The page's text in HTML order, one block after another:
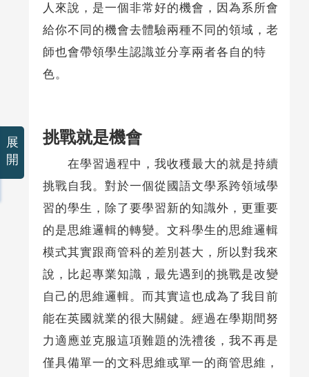
人來說，是一個非常好的機會，因為系所會
給你不同的機會去體驗兩種不同的領域，老
師也會帶領學生認識並分享兩者各自的特
色。
挑戰就是機會
在學習過程中，我收穫最大的就是持續
挑戰自我。對於一個從國語文學系跨領域學
習的學生，除了要學習新的知識外，更重要
的是思維邏輯的轉變。文科學生的思維邏輯
模式其實跟商管科的差別甚大，所以對我來
說，比起專業知識，最先遇到的挑戰是改變
自己的思維邏輯。而其實這也成為了我目前
能在英國就業的很大關鍵。經過在學期間努
力適應並克服這項難題的洗禮後，我不再是
僅具備單一的文科思維或單一的商管思維，
展
開